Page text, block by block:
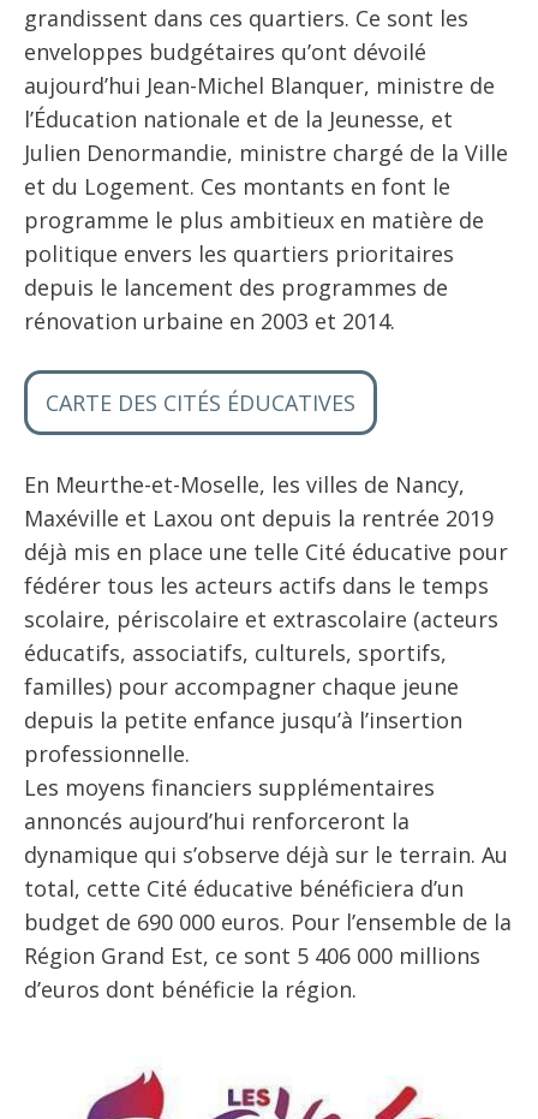
grandissent dans ces quartiers. Ce sont les
enveloppes budgétaires qu’ont dévoilé
aujourd’hui Jean-Michel Blanquer, ministre de
l’Éducation nationale et de la Jeunesse, et
Julien Denormandie, ministre chargé de la Ville
et du Logement. Ces montants en font le
programme le plus ambitieux en matière de
politique envers les quartiers prioritaires
depuis le lancement des programmes de
rénovation urbaine en 2003 et 2014.
CARTE DES CITÉS ÉDUCATIVES
En Meurthe-et-Moselle, les villes de Nancy,
Maxéville et Laxou ont depuis la rentrée 2019
déjà mis en place une telle Cité éducative pour
fédérer tous les acteurs actifs dans le temps
scolaire, périscolaire et extrascolaire (acteurs
éducatifs, associatifs, culturels, sportifs,
familles) pour accompagner chaque jeune
depuis la petite enfance jusqu’à l’insertion
professionnelle.
Les moyens financiers supplémentaires
annoncés aujourd’hui renforceront la
dynamique qui s’observe déjà sur le terrain. Au
total, cette Cité éducative bénéficiera d’un
budget de 690 000 euros. Pour l’ensemble de la
Région Grand Est, ce sont 5 406 000 millions
d’euros dont bénéficie la région.